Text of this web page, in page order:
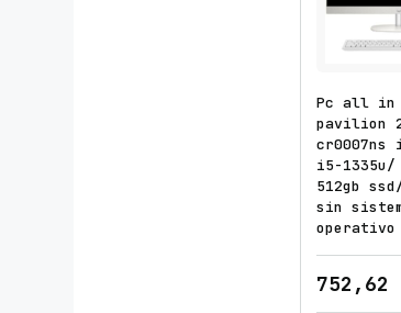
Pc all in
pavilion
i5-1335u/
512gb
sin
operativo
752,62